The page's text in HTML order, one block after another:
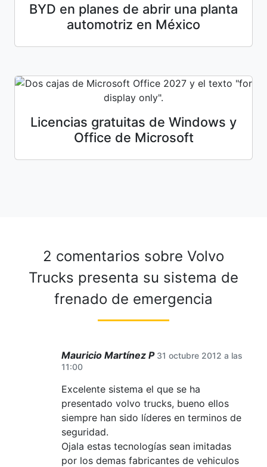
BYD en planes de abrir una planta
automotriz en México
Licencias gratuitas de Windows y
Office de Microsoft
2 comentarios sobre Volvo
Trucks presenta su sistema de
frenado de emergencia
Mauricio Martínez P 31 octubre 2012 a las
11:00
Excelente sistema el que se ha
presentado volvo trucks, bueno ellos
siempre han sido líderes en terminos de
seguridad.
Ojala estas tecnologías sean imitadas
por los demas fabricantes de vehiculos